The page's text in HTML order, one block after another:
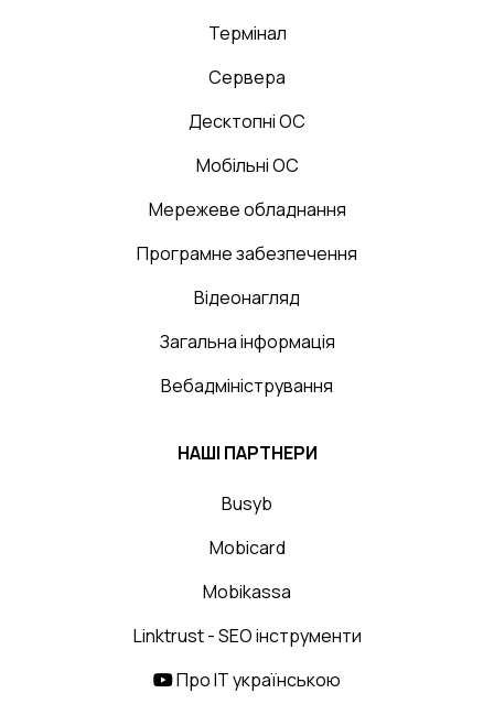
Термінал
Сервера
Десктопні ОС
Мобільні ОС
Мережеве обладнання
Програмне забезпечення
Відеонагляд
Загальна інформація
Вебадміністрування
НАШІ ПАРТНЕРИ
Busyb
Mobicard
Mobikassa
Linktrust - SEO інструменти
Про IT українською